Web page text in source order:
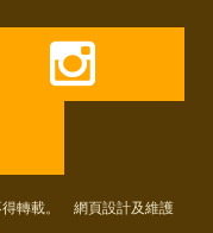
得轉載。 網頁設計及維護